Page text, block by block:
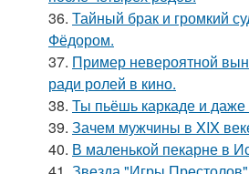
36. Тайный брак и громкий
Фёдором.
37. Пример невероятной
ради ролей в кино.
38. Ты пьёшь каркаде и даже
39. Зачем мужчины в XIX
40. В маленькой пекарне в